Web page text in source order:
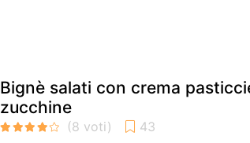
Bignè salati con crema
zucchine